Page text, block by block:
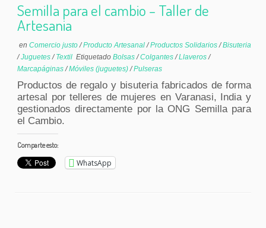
Semilla para el cambio – Taller de
Artesania
en Comercio justo/Producto Artesanal/Productos Solidarios/Bisuteria
/Juguetes/ Textil Etiquetado Bolsas/Colgantes/Llaveros/
Marcapáginas/Móviles (juguetes)/Pulseras
Productos de regalo y bisuteria fabricados de forma
artesal por telleres de mujeres en Varanasi, India y
gestionados directamente por la ONG Semilla para
el Cambio.
Comparte esto:
WhatsApp